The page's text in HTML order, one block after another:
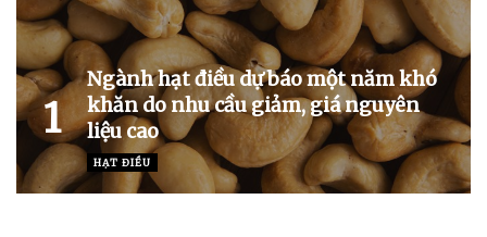
1
Ngành hạt điều dự báo một năm khó
khăn do nhu cầu giảm, giá nguyên
liệu cao
HẠT ĐIỀU